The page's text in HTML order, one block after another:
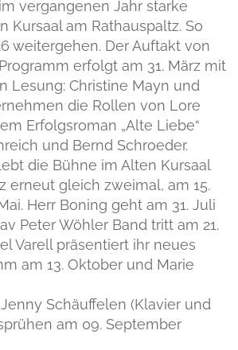
vergangenen Jahr starke
Kursaal am Rathauspaltz. So
weitergehen. Der Auftakt von
erfolgt am 31. März mit
Lesung: Christine Mayn und
die Rollen von Lore
Erfolgsroman „Alte Liebe“
und Bernd Schroeder.
die Bühne im Alten Kursaal
erneut gleich zweimal, am 15.
Herr Boning geht am 31. Juli
Peter Wöhler Band tritt am 21.
Varell präsentiert ihr neues
am 13. Oktober und Marie
Schäuffelen (Klavier und
am 09. September